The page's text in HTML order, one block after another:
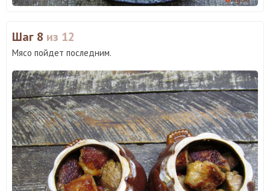
Шаг 8 из 12
Мясо пойдет последним.